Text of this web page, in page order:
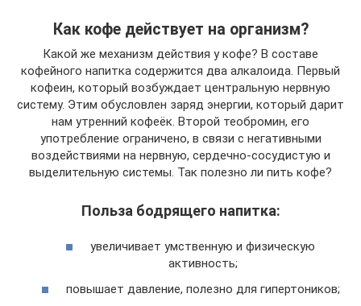
Как кофе действует на организм?
Какой же механизм действия у кофе? В составе
кофейного напитка содержится два алкалоида. Первый
кофеин, который возбуждает центральную нервную
систему. Этим обусловлен заряд энергии, который дарит
нам утренний кофеёк. Второй теобромин, его
употребление ограничено, в связи с негативными
воздействиями на нервную, сердечно-сосудистую и
выделительную системы. Так полезно ли пить кофе?
Польза бодрящего напитка:
увеличивает умственную и физическую
активность;
повышает давление, полезно для гипертоников;